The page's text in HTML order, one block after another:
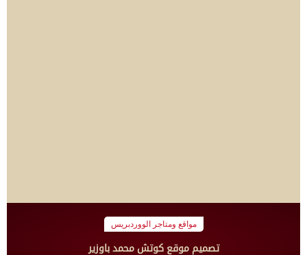
مواقع ومتاجر الووردبريس
تصميم موقع كوتش محمد باوزير